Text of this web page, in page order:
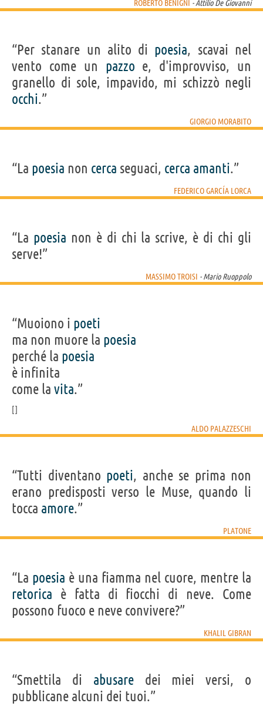
ROBERTO BENIGNI - Attilio De Giovanni
“Per stanare un alito di poesia, scavai nel
vento come un pazzo e, d'improvviso, un
granello di sole, impavido, mi schizzò negli
occhi.”
GIORGIO MORABITO
“La poesia non cerca seguaci, cerca amanti.”
FEDERICO GARCÍA LORCA
“La poesia non è di chi la scrive, è di chi gli
serve!”
MASSIMO TROISI - Mario Ruoppolo
“Muoiono i poeti
ma non muore la poesia
perché la poesia
è infinita
come la vita.”
ALDO PALAZZESCHI
“Tutti diventano poeti, anche se prima non
erano predisposti verso le Muse, quando li
tocca amore.”
PLATONE
“La poesia è una fiamma nel cuore, mentre la
retorica è fatta di fiocchi di neve. Come
possono fuoco e neve convivere?”
KHALIL GIBRAN
“Smettila di abusaredei miei versi, o
pubblicane alcuni dei tuoi.”